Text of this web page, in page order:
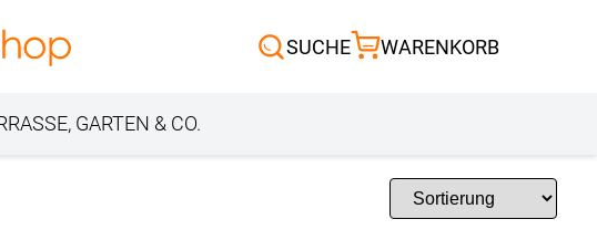
SUCHE WARENKORB
Jalousie Scheibengardinen
GARTEN & CO.